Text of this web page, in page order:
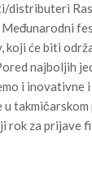
Međunarodni
će biti
najboljih
i inovativne
takmičarskom
rok za prijave